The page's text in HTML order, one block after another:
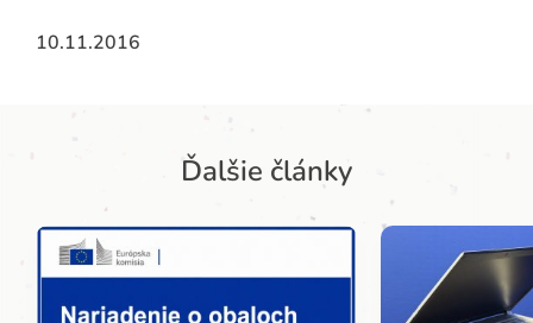
10.11.2016
Ďalšie články